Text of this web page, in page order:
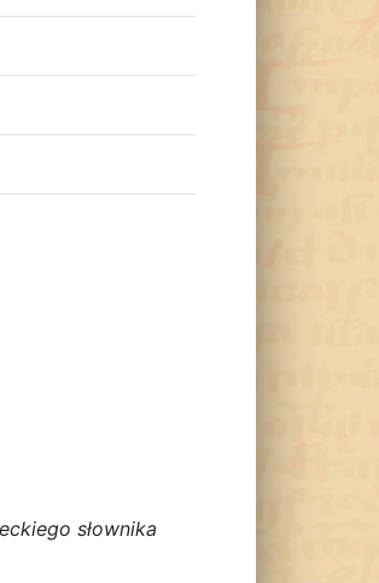
słownika